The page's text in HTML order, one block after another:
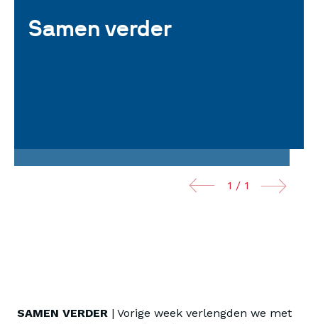
Samen verder
1 / 1
SAMEN VERDER | Vorige week verlengden we met